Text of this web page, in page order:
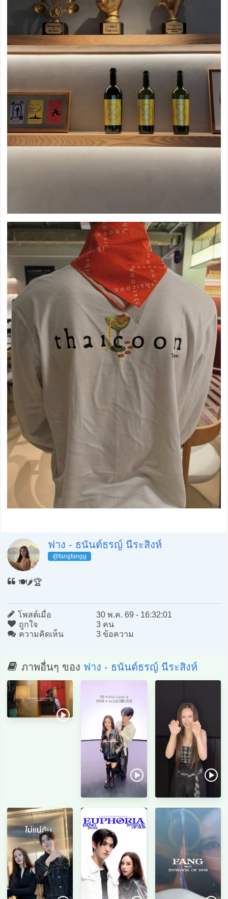
ฟาง - ธนันต์ธรญ์ นีระสิงห์
@fangfangg
🍽️🌶️🏆
โพสต์เมื่อ
30 พ.ค. 69 - 16:32:01
ถูกใจ
3 คน
ความคิดเห็น
3 ข้อความ
ภาพอื่นๆ ของ ฟาง - ธนันต์ธรญ์ นีระสิงห์